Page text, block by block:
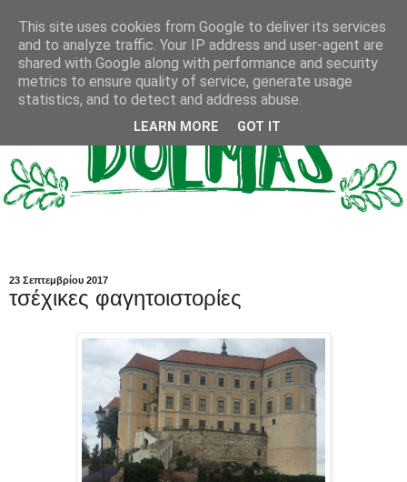
23 Σεπτεμβρίου 2017
τσέχικες φαγητοιστορίες
This site uses cookies from Google to deliver its services
and to analyze traffic. Your IP address and user-agent are
shared with Google along with performance and security
metrics to ensure quality of service, generate usage
statistics, and to detect and address abuse.
LEARN MORE GOT IT